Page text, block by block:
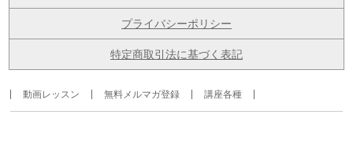
プライバシーポリシー
特定商取引法に基づく表記
動画レッスン 無料メルマガ登録 講座各種